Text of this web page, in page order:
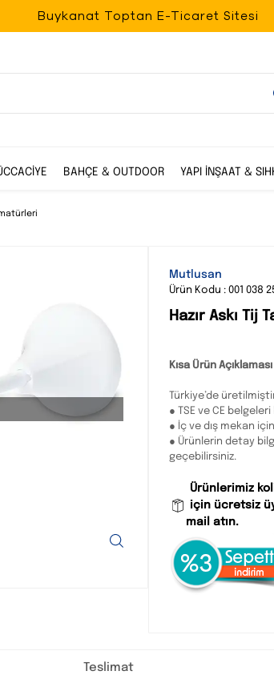
Buykanat Toptan E-Ticaret Sitesi
BAHÇE & OUTDOOR YAPI İNŞAAT &
Mutlusan
Ürün Kodu : 001 038
Hazır Askı Tij
Kısa Ürün Açıklaması
Türkiye’de
● TSE ve CE
● İç ve dış mekan
● Ürünlerin detay
geçebilirsiniz.
Ürünlerimiz
için ücretsiz
mail atın.
Teslimat